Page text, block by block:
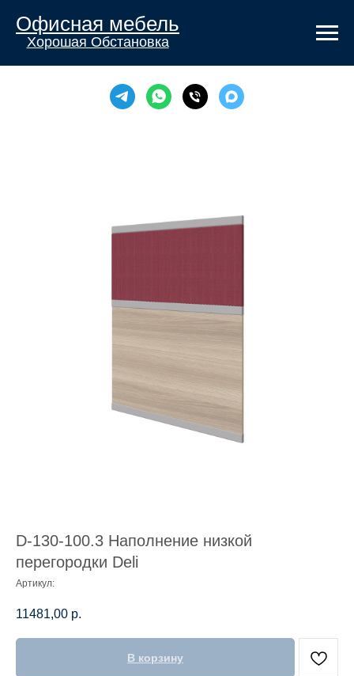
Офисная мебель
Хорошая Обстановка
D-130-100.3 Наполнение низкой
перегородки Deli
Артикул:
11481,00 р.
В корзину